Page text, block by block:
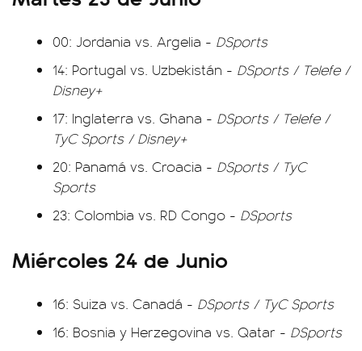
00: Jordania vs. Argelia - DSports
14: Portugal vs. Uzbekistán - DSports / Telefe /
Disney+
17: Inglaterra vs. Ghana - DSports / Telefe /
TyC Sports / Disney+
20: Panamá vs. Croacia - DSports / TyC
Sports
23: Colombia vs. RD Congo - DSports
Miércoles 24 de Junio
16: Suiza vs. Canadá - DSports / TyC Sports
16: Bosnia y Herzegovina vs. Qatar - DSports